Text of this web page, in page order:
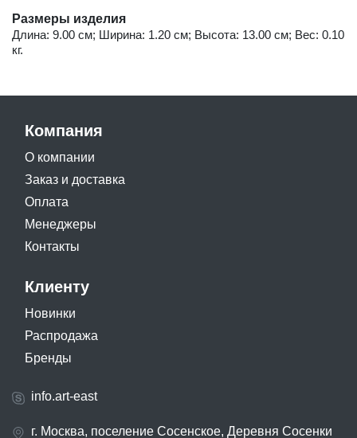
Размеры изделия
Длина: 9.00 см; Ширина: 1.20 см; Высота: 13.00 см; Вес: 0.10
кг.
Компания
О компании
Заказ и доставка
Оплата
Менеджеры
Контакты
Клиенту
Новинки
Распродажа
Бренды
info.art-east
г. Москва, поселение Сосенское, Деревня Сосенки